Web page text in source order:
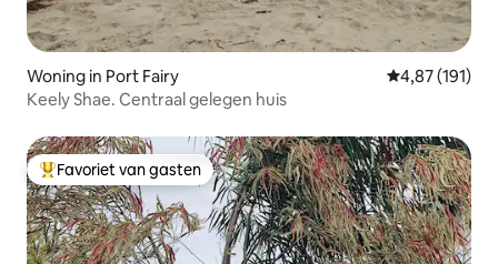
Woning in Port Fairy Gemiddelde
4,87 (191)
Keely Shae. Centraal gelegen huis
Topfavoriet van gasten
Favoriet van gasten